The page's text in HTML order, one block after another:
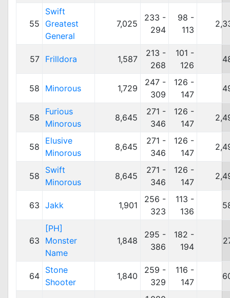
55
Swift
Greatest
General
7,025
233 -
294
98 -
113
57 Frilldora 1,587
213 -
268
101 -
126
58 Minorous 1,729
247 -
309
126 -
147
58
Furious
Minorous
8,645
271 -
346
126 -
147
58
Elusive
Minorous
8,645
271 -
346
126 -
147
58
Swift
Minorous
8,645
271 -
346
126 -
147
63 Jakk 1,901
256 -
323
113 -
136
63
[PH]
Monster
Name
1,848
295 -
386
182 -
194
64
Stone
Shooter
1,840
259 -
329
116 -
147